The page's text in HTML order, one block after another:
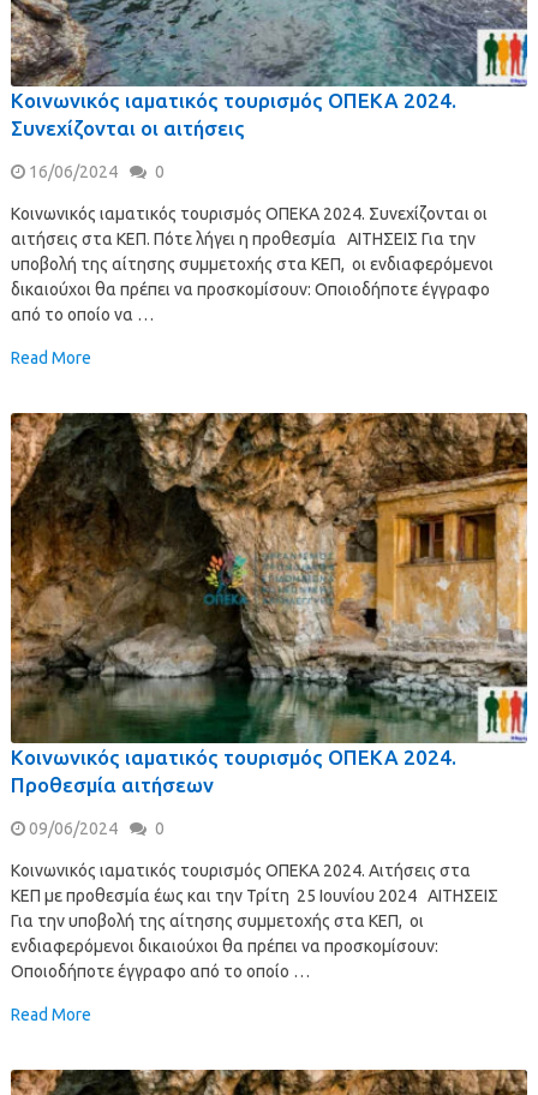
Κοινωνικός ιαματικός τουρισμός ΟΠΕΚΑ 2024.
Συνεχίζονται οι αιτήσεις
16/06/2024 0
Κοινωνικός ιαματικός τουρισμός ΟΠΕΚΑ 2024. Συνεχίζονται οι
αιτήσεις στα ΚΕΠ. Πότε λήγει η προθεσμία ΑΙΤΗΣΕΙΣ Για την
υποβολή της αίτησης συμμετοχής στα ΚΕΠ, οι ενδιαφερόμενοι
δικαιούχοι θα πρέπει να προσκομίσουν: Οποιοδήποτε έγγραφο
από το οποίο να …
Read More
Κοινωνικός ιαματικός τουρισμός ΟΠΕΚΑ 2024.
Προθεσμία αιτήσεων
09/06/2024 0
Κοινωνικός ιαματικός τουρισμός ΟΠΕΚΑ 2024. Αιτήσεις στα
ΚΕΠ με προθεσμία έως και την Τρίτη 25 Ιουνίου 2024 ΑΙΤΗΣΕΙΣ
Για την υποβολή της αίτησης συμμετοχής στα ΚΕΠ, οι
ενδιαφερόμενοι δικαιούχοι θα πρέπει να προσκομίσουν:
Οποιοδήποτε έγγραφο από το οποίο …
Read More